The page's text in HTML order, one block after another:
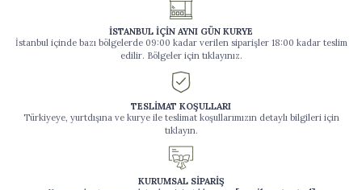
İSTANBUL İÇİN AYNI GÜN KURYE
İstanbul içinde bazı bölgelerde 09:00 kadar verilen siparişler 18:00 kadar teslim
edilir. Bölgeler için tıklayınız.
TESLİMAT KOŞULLARI
Türkiyeye, yurtdışına ve kurye ile teslimat koşullarımızın detaylı bilgileri için
tıklayın.
KURUMSAL SİPARİŞ